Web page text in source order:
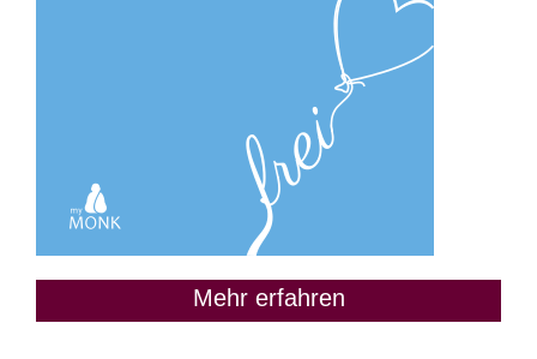
Mehr erfahren